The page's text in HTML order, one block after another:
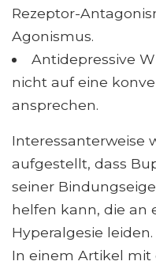
Rezeptor-
Agonismus.
Antidepressive
nicht auf eine
ansprechen.
Interessanterweise
aufgestellt, dass
seiner
helfen kann, die an
Hyperalgesie leiden.
In einem Artikel mit